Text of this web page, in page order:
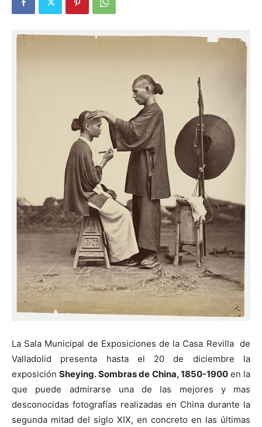
La Sala Municipal de Exposiciones de la Casa Revilla de
Valladolid presenta hasta el 20 de diciembre la
exposiciónSheying. Sombras de China, 1850-1900 en la
que puede admirarse una de las mejores y mas
desconocidas fotografías realizadas en China durante la
segunda mitad del siglo XIX, en concreto en las últimas